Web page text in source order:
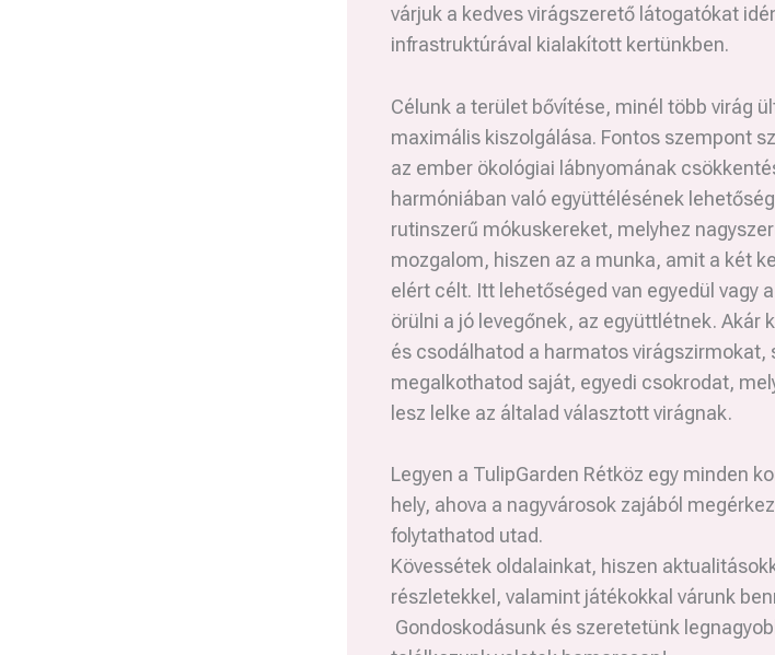
várjuk a kedves virágszerető látogatókat
infrastruktúrával kialakított kertünkben.
Célunk a terület bővítése, minél több virág
maximális kiszolgálása. Fontos szempont
az ember ökológiai lábnyomának
harmóniában való együttélésének
rutinszerű mókuskereket, melyhez
mozgalom, hiszen az a munka, amit a két
elért célt. Itt lehetőséged van egyedül vagy
örülni a jó levegőnek, az együttlétnek. Akár
és csodálhatod a harmatos virágszirmokat,
megalkothatod saját, egyedi csokrodat,
lesz lelke az általad választott virágnak.
Legyen a TulipGarden Rétköz egy minden
hely, ahova a nagyvárosok zajából
folytathatod utad.
Kövessétek oldalainkat, hiszen
részletekkel, valamint játékokkal várunk
Gondoskodásunk és szeretetünk